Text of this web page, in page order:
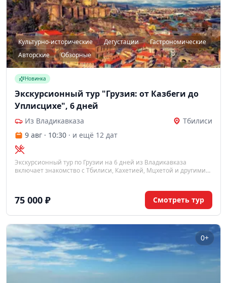
Культурно-исторические Дегустации
Гастрономические
Авторские
Обзорные
Новинка
Экскурсионный тур "Грузия: от Казбеги до
Уплисцихе", 6 дней
Из Владикавказа
Тбилиси
9 авг · 10:30 · и ещё 12 дат
Экскурсионный тур по Грузии на 6 дней из Владикавказа
включает знакомство с Тбилиси, Кахетией, Мцхетой и другими
75 000 ₽ Смотреть тур
0+